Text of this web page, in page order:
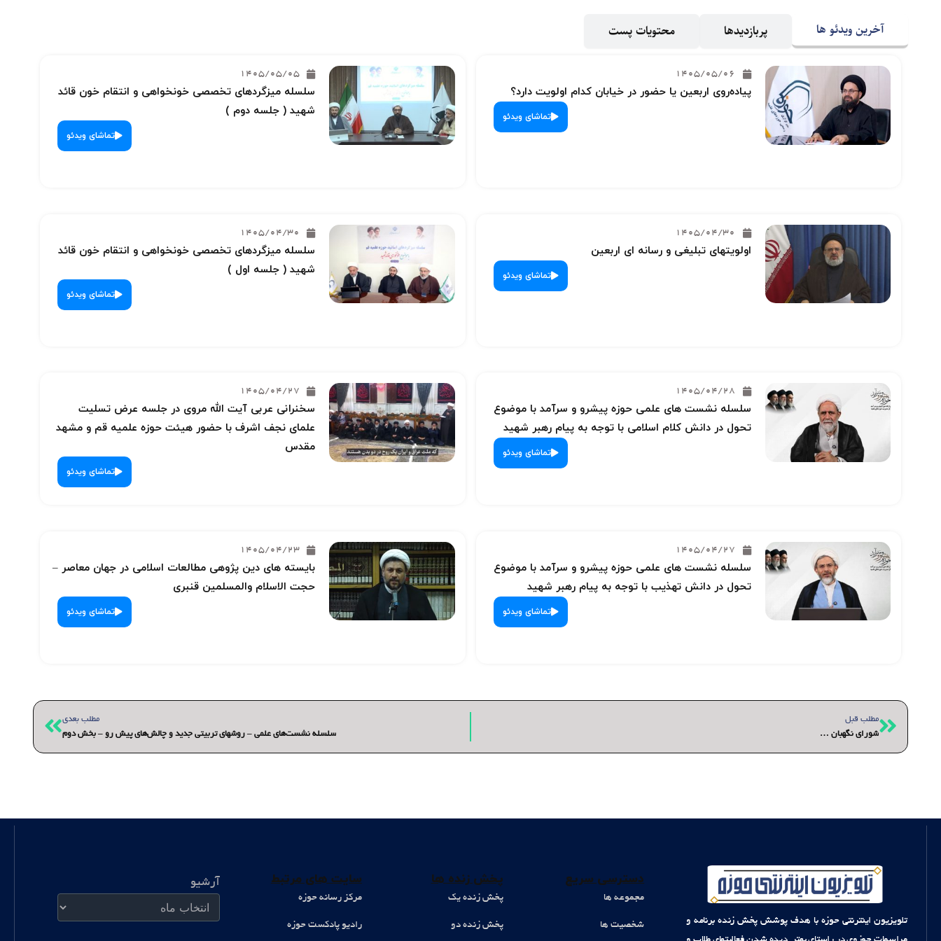
آخرین ویدئو ها پربازدیدها محتویات پست
1405/05/06
پیاده‌روی اربعین یا حضور در خیابان کدام اولویت دارد؟
تماشای ویدئو
1405/05/05
سلسله میزگردهای تخصصی خونخواهی و انتقام خون قائد
شهید ( جلسه دوم )
تماشای ویدئو
1405/04/30
اولویتهای تبلیغی و رسانه ای اربعین
تماشای ویدئو
1405/04/30
سلسله میزگردهای تخصصی خونخواهی و انتقام خون قائد
شهید ( جلسه اول )
تماشای ویدئو
1405/04/28
سلسله نشست های علمی حوزه پیشرو و سرآمد با موضوع
تحول در دانش کلام اسلامی با توجه به پیام رهبر شهید
تماشای ویدئو
1405/04/27
سخنرانی عربی آیت الله مروی در جلسه عرض تسلیت
علمای نجف اشرف با حضور هیئت حوزه علمیه قم و مشهد
مقدس
تماشای ویدئو
1405/04/27
سلسله نشست های علمی حوزه پیشرو و سرآمد با موضوع
تحول در دانش تهذیب با توجه به پیام رهبر شهید
تماشای ویدئو
1405/04/23
بایسته های دین پژوهی مطالعات اسلامی در جهان معاصر –
حجت الاسلام والمسلمین قنبری
تماشای ویدئو
قبلیمطلب قبل
شورای نگهبان …
مطلب بعدی
سلسله نشست‌های علمی – روشهای تربیتی جدید و چالش‌های پیش رو – بخش دوم
بعدی
تلویزیون اینترنتی حوزه با هدف پوشش پخش زنده برنامه و
دسترسی سریع
مجموعه ها
شخصیت ها
پخش زنده ها
پخش زنده یک
پخش زنده دو
سایت های مرتبط
مرکز رسانه حوزه
رادیو پادکست حوزه
آرشیو
آرشیو